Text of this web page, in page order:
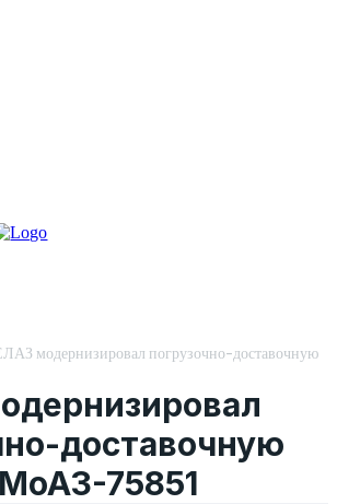
модернизировал погрузочно-доставочную
доставочную
75851